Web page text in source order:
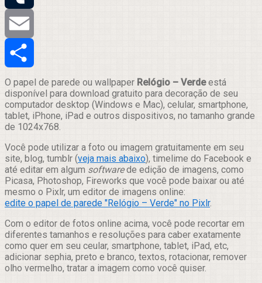
Tumblr
Email
Compartilhar
O papel de parede ou wallpaper Relógio – Verdeestá
disponível para download gratuito para decoração de seu
computador desktop (Windows e Mac), celular, smartphone,
tablet, iPhone, iPad e outros dispositivos, no tamanho grande
de 1024x768.
Você pode utilizar a foto ou imagem gratuitamente em seu
site, blog, tumblr (veja mais abaixo), timelime do Facebook e
até editar em algum softwarede edição de imagens, como
Picasa, Photoshop, Fireworks que você pode baixar ou até
mesmo o Pixlr, um editor de imagens online:
edite o papel de parede "Relógio – Verde" no Pixlr.
Com o editor de fotos online acima, você pode recortar em
diferentes tamanhos e resoluções para caber exatamente
como quer em seu ceular, smartphone, tablet, iPad, etc,
adicionar sephia, preto e branco, textos, rotacionar, remover
olho vermelho, tratar a imagem como você quiser.